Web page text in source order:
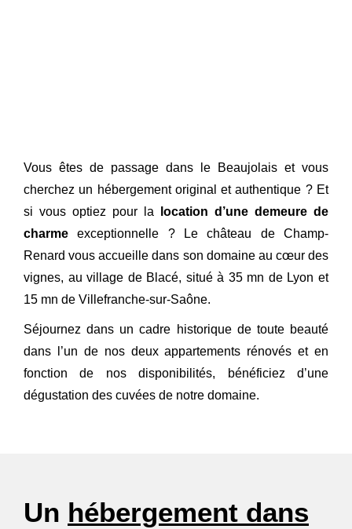
Vous êtes de passage dans le Beaujolais et vous
cherchez un hébergement original et authentique ? Et
si vous optiez pour la
location d’une demeure de
charme exceptionnelle ? Le château de Champ-
Renard vous accueille dans son domaine au cœur des
vignes, au village de Blacé, situé à 35 mn de Lyon et
15 mn de Villefranche-sur-Saône.
Séjournez dans un cadre historique de toute beauté
dans l’un de nos deux appartements rénovés et en
fonction de nos disponibilités, bénéficiez d’une
dégustation des cuvées de notre domaine.
Un hébergement dans